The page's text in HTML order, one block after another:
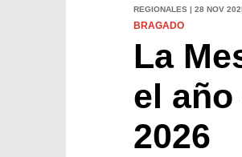
REGIONALES | 28 NOV
BRAGADO
La
el
2026